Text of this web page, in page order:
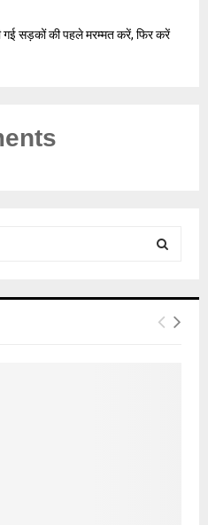
सड़कों की पहले मरम्मत करें, फिर करें
E